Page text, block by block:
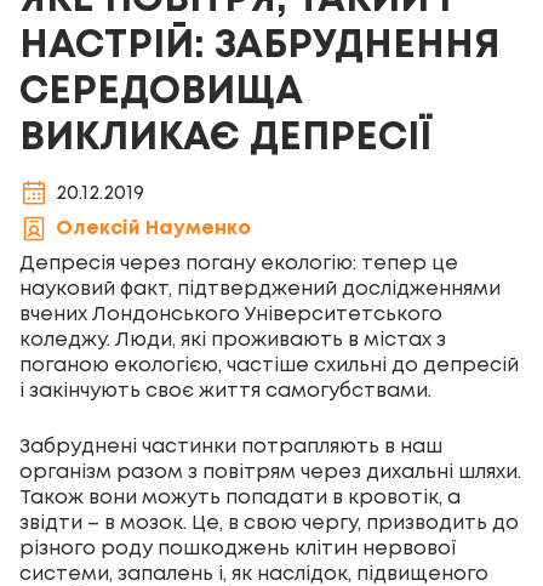
НАСТРІЙ: ЗАБРУДНЕННЯ
СЕРЕДОВИЩА
ВИКЛИКАЄ ДЕПРЕСІЇ
20.12.2019
Олексій Науменко
Депресія через погану екологію: тепер це
науковий факт, підтверджений дослідженнями
вчених Лондонського Університетського
коледжу. Люди, які проживають в містах з
поганою екологією, частіше схильні до депресій
і закінчують своє життя самогубствами.
Забруднені частинки потрапляють в наш
організм разом з повітрям через дихальні шляхи.
Також вони можуть попадати в кровотік, а
звідти – в мозок. Це, в свою чергу, призводить до
різного роду пошкоджень клітин нервової
системи, запалень і, як наслідок, підвищеного